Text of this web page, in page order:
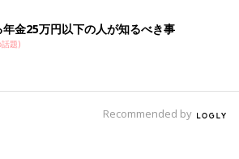
年金25万円以下の人が知るべき事
話題)
Recommended by